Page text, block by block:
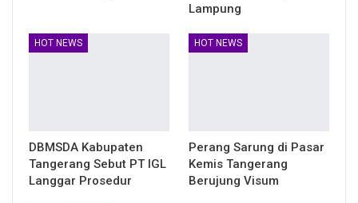
Lampung
HOT NEWS
DBMSDA Kabupaten
Tangerang Sebut PT IGL
Langgar Prosedur
HOT NEWS
Perang Sarung di Pasar
Kemis Tangerang
Berujung Visum